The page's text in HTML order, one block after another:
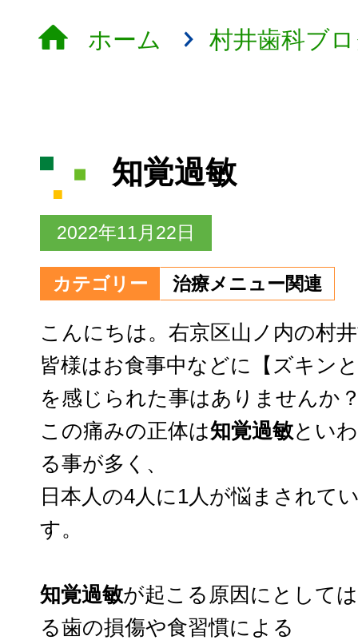
ホーム 村井歯科ブ
知覚過敏
2022年11月22日
カテゴリー 治療メニュー関連
こんにちは。右京区山ノ内の村
皆様はお食事中などに【ズキン
を感じられた事はありませんか
この痛みの正体は知覚過敏とい
る事が多く、
日本人の4人に1人が悩まされて
す。
知覚過敏が起こる原因にとして
る歯の損傷や食習慣による